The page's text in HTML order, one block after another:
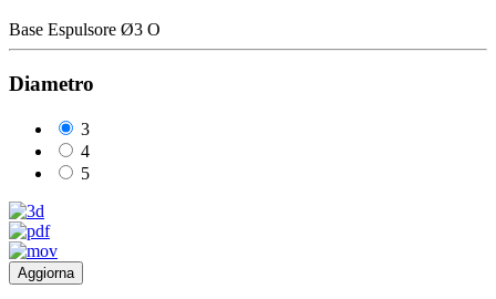
Base Espulsore Ø3 O
Diametro
3
4
5